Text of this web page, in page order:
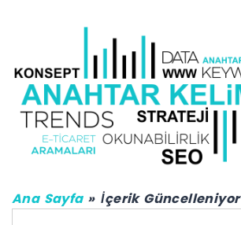
Ana Sayfa İçerik Güncelleniyor